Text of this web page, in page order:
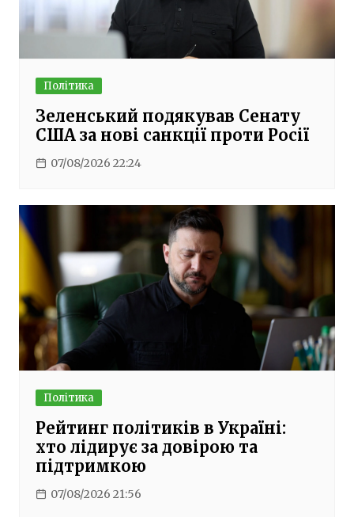
Політика
Зеленський подякував Сенату
США за нові санкції проти Росії
07/08/2026 22:24
Політика
Рейтинг політиків в Україні:
хто лідирує за довірою та
підтримкою
07/08/2026 21:56